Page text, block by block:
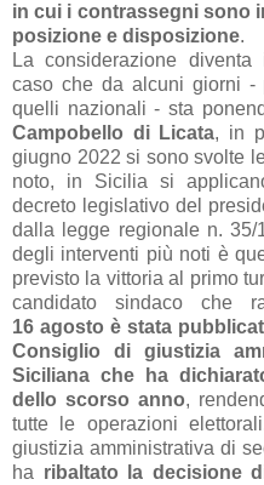
in cui i contrassegni sono
posizione e disposizione.
La considerazione
caso che da alcuni giorni
quelli nazionali - sta
Campobello di Licata, in
giugno 2022 si sono svolte
noto, in Sicilia si
decreto legislativo del
dalla legge regionale n. 35/
degli interventi più noti è
previsto la vittoria al primo
candidato sindaco che
16 agosto è stata
Consiglio di giustizia
Siciliana che ha
dello scorso anno,
tutte le operazioni
giustizia amministrativa di
ha ribaltato la decisione